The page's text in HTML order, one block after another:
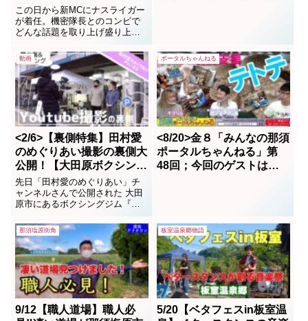
代表 石川麻莉 おえかき
箱 代表 平塚善子 MC：気
密隊長(槇秀高)・ナスライ
この日から新MCにナスライガー
が着任。機密隊長とのコンビで
どんな話題を取り上げ盛り上げ
動画
<2/6>【裏側特集】田村愛
のめぐりあい撮影の裏側大
公開！【大田原ボクシング
ジム・ハニーラルヴァ】
先日「田村愛のめぐりあい」チ
ャンネルさんで公開された 大田
原市にあるボクシングジム『ハ
われました！ その舞台裏・メイ
キング映像になります！ 是非本
編と一緒にお楽しみください！
by マッシー先日「田村愛のめ
ぐりあい」チャンネルさんで公
開された大田原市にあ...
ポータルちゃんねる
<8/20>金８「みんなの那須
ポータルちゃんねる」第
48回；今回のゲストは、
那須塩原街角
9/12【職人道場】職人必
板室温泉郷物語
5/20【ベタフェスin板室温